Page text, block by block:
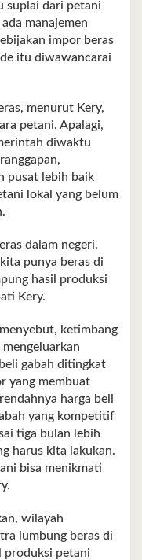
suplai dari petani
manajemen
impor beras
itu diwawancarai
menurut Kery,
petani. Apalagi,
diwaktu
pusat lebih baik
lokal yang belum
dalam negeri.
punya beras di
hasil produksi
Kery.
ketimbang
gabah ditingkat
yang membuat
harga beli
yang kompetitif
tiga bulan lebih
harus kita lakukan.
bisa menikmati
wilayah
lumbung beras di
produksi petani